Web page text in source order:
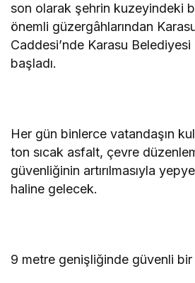
son olarak şehrin kuzeyindeki
önemli güzergâhlarından
Caddesi’nde Karasu
başladı.
Her gün binlerce vatandaşın
ton sıcak asfalt, çevre
güvenliğinin artırılmasıyla
haline gelecek.
9 metre genişliğinde güvenli bir